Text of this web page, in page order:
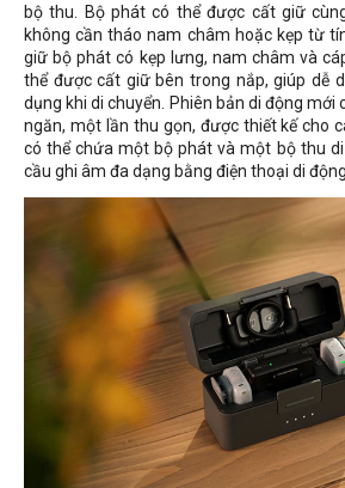
bộ thu. Bộ phát có thể được cất giữ
không cần tháo nam châm hoặc kẹp từ
giữ bộ phát có kẹp lưng, nam châm và
thể được cất giữ bên trong nắp, giúp dễ
dụng khi di chuyển. Phiên bản di động mới
ngăn, một lần thu gọn, được thiết kế cho
có thể chứa một bộ phát và một bộ thu
cầu ghi âm đa dạng bằng điện thoại di động.